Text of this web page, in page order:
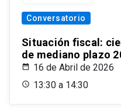
Conversatorio
Situación fiscal:
de mediano plazo
16 de Abril de 2026
13:30 a 14:30